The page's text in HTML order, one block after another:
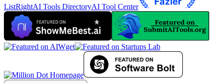
ListRightAI Tools DirectoryAI Tool Center